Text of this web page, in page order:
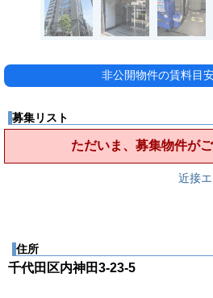
非公開物件の賃料目
募集リスト
ただいま、募集物件がご
近接
住所
千代田区内神田3-23-5